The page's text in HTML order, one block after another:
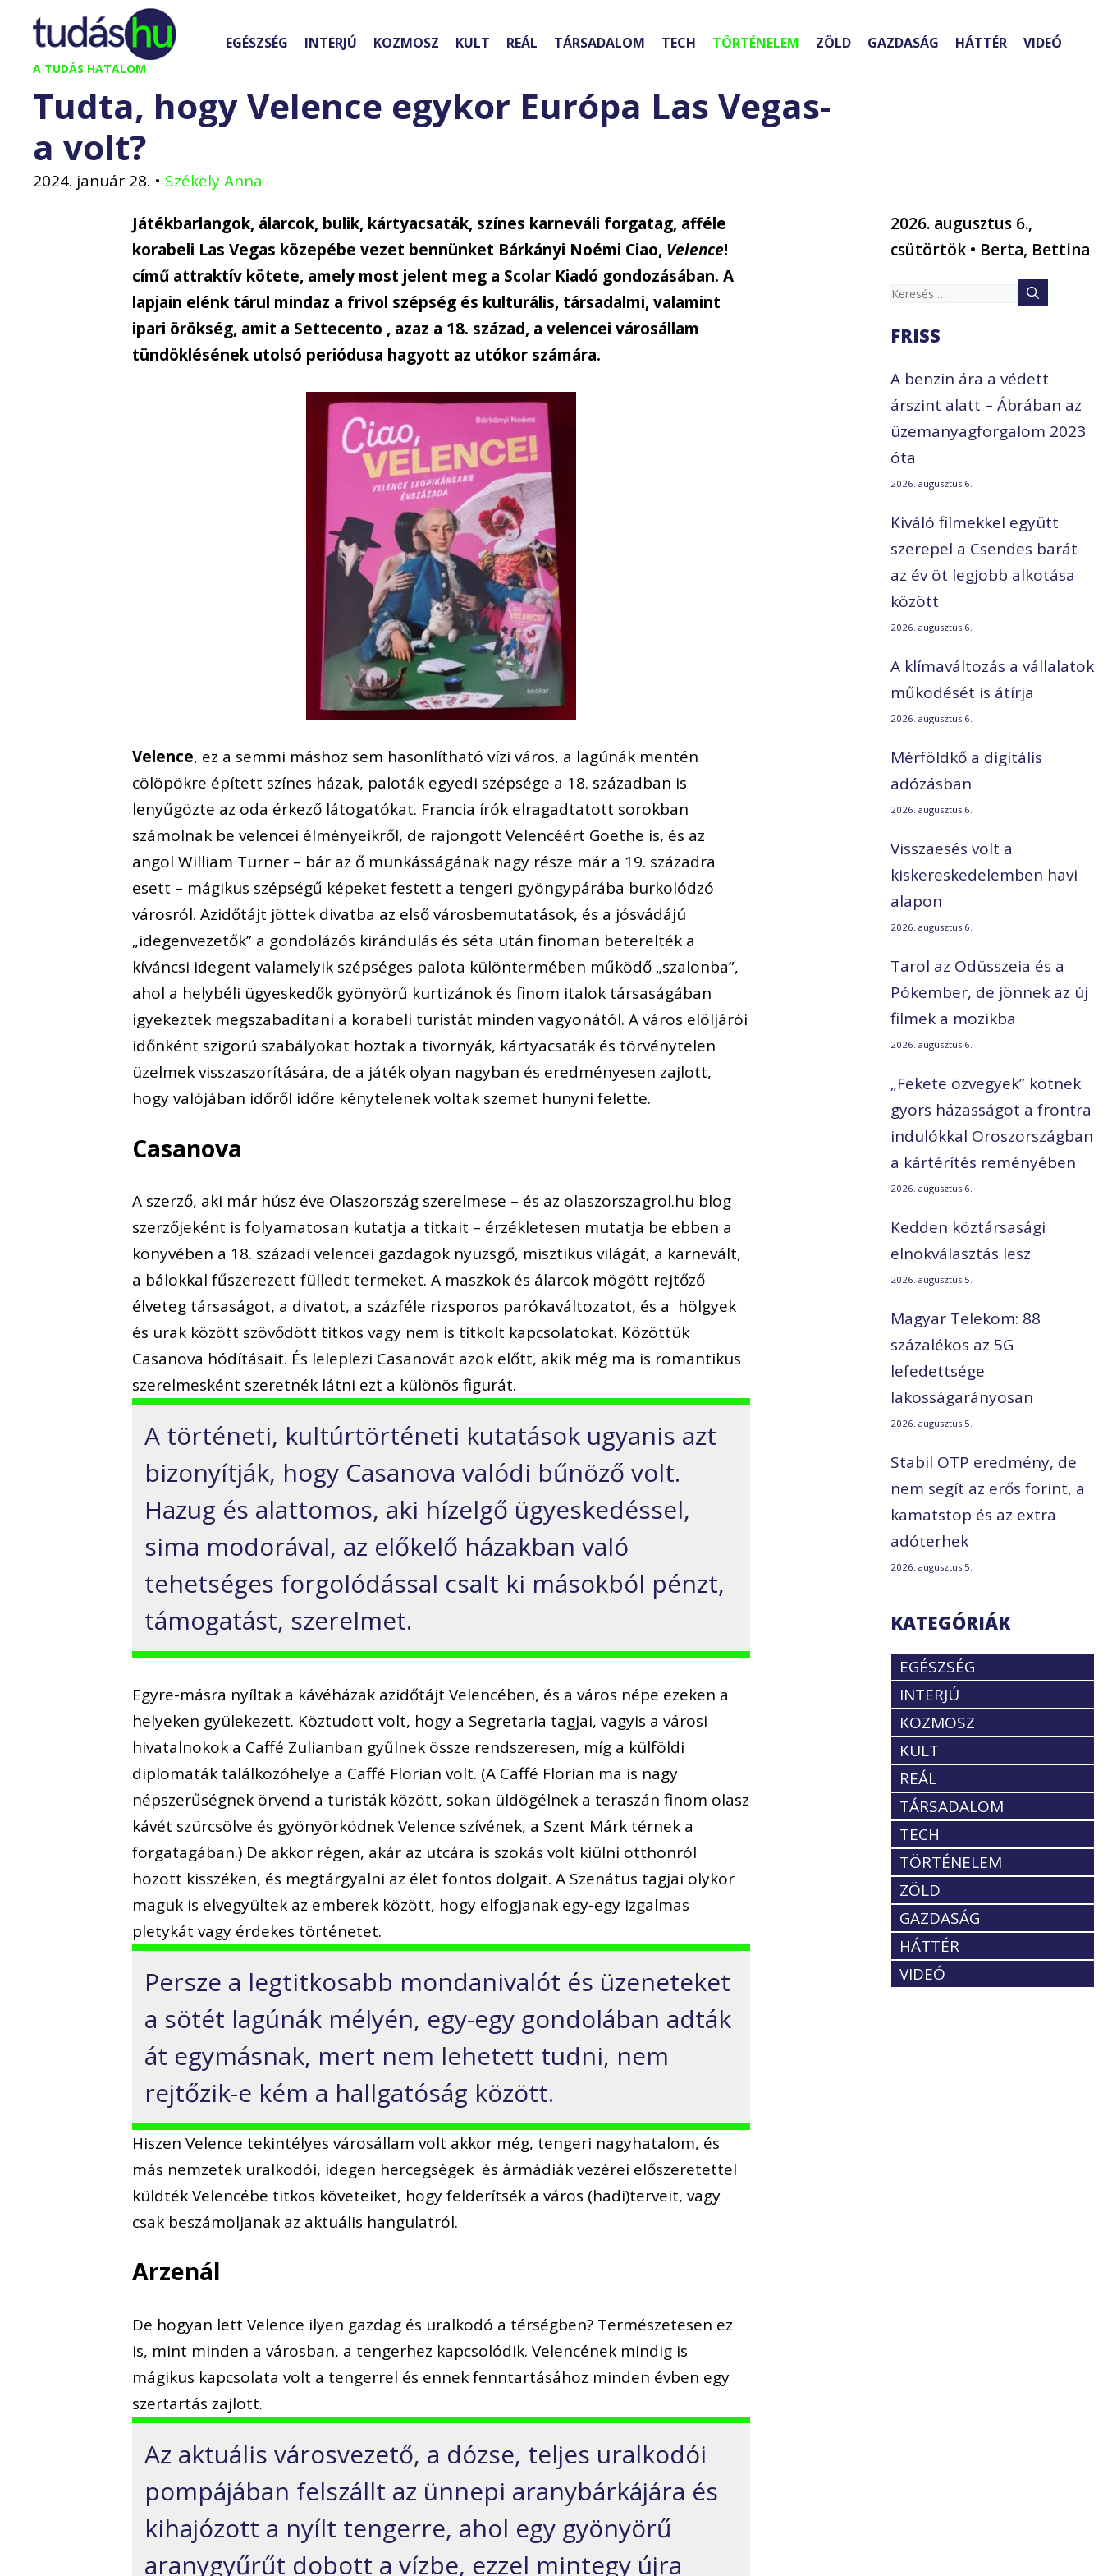
Kilépés
tartalomba
A TUDÁS HATALOM
EGÉSZSÉG INTERJÚ KOZMOSZ KULT REÁL TÁRSADALOM TECH TÖRTÉNELEM ZÖLD GAZDASÁG HÁTTÉR VIDEÓ
Tudta, hogy Velence egykor Európa Las Vegas-
a volt?
2024. január 28. • Székely Anna
Játékbarlangok, álarcok, bulik, kártyacsaták, színes karneváli forgatag, afféle
korabeli Las Vegas közepébe vezet bennünket Bárkányi Noémi Ciao, Velence!
című attraktív kötete, amely most jelent meg a Scolar Kiadó gondozásában. A
lapjain elénk tárul mindaz a frivol szépség és kulturális, társadalmi, valamint
ipari örökség, amit a Settecento , azaz a 18. század, a velencei városállam
tündöklésének utolsó periódusa hagyott az utókor számára.
Velence, ez a semmi máshoz sem hasonlítható vízi város, a lagúnák mentén
cölöpökre épített színes házak, paloták egyedi szépsége a 18. században is
lenyűgözte az oda érkező látogatókat. Francia írók elragadtatott sorokban
számolnak be velencei élményeikről, de rajongott Velencéért Goethe is, és az
angol William Turner – bár az ő munkásságának nagy része már a 19. századra
esett – mágikus szépségű képeket festett a tengeri gyöngypárába burkolódzó
városról. Azidőtájt jöttek divatba az első városbemutatások, és a jósvádájú
„idegenvezetők” a gondolázós kirándulás és séta után finoman beterelték a
kíváncsi idegent valamelyik szépséges palota különtermében működő „szalonba”,
ahol a helybéli ügyeskedők gyönyörű kurtizánok és finom italok társaságában
igyekeztek megszabadítani a korabeli turistát minden vagyonától. A város elöljárói
időnként szigorú szabályokat hoztak a tivornyák, kártyacsaták és törvénytelen
üzelmek visszaszorítására, de a játék olyan nagyban és eredményesen zajlott,
hogy valójában időről időre kénytelenek voltak szemet hunyni felette.
Casanova
A szerző, aki már húsz éve Olaszország szerelmese – és az olaszorszagrol.hu blog
szerzőjeként is folyamatosan kutatja a titkait – érzékletesen mutatja be ebben a
könyvében a 18. századi velencei gazdagok nyüzsgő, misztikus világát, a karnevált,
a bálokkal fűszerezett fülledt termeket. A maszkok és álarcok mögött rejtőző
élveteg társaságot, a divatot, a százféle rizsporos parókaváltozatot, és a hölgyek
és urak között szövődött titkos vagy nem is titkolt kapcsolatokat. Közöttük
Casanova hódításait. És leleplezi Casanovát azok előtt, akik még ma is romantikus
szerelmesként szeretnék látni ezt a különös figurát.
A történeti, kultúrtörténeti kutatások ugyanis azt
bizonyítják, hogy Casanova valódi bűnöző volt.
Hazug és alattomos, aki hízelgő ügyeskedéssel,
sima modorával, az előkelő házakban való
tehetséges forgolódással csalt ki másokból pénzt,
támogatást, szerelmet.
Egyre-másra nyíltak a kávéházak azidőtájt Velencében, és a város népe ezeken a
helyeken gyülekezett. Köztudott volt, hogy a Segretaria tagjai, vagyis a városi
hivatalnokok a Caffé Zulianban gyűlnek össze rendszeresen, míg a külföldi
diplomaták találkozóhelye a Caffé Florian volt. (A Caffé Florian ma is nagy
népszerűségnek örvend a turisták között, sokan üldögélnek a teraszán finom olasz
kávét szürcsölve és gyönyörködnek Velence szívének, a Szent Márk térnek a
forgatagában.) De akkor régen, akár az utcára is szokás volt kiülni otthonról
hozott kisszéken, és megtárgyalni az élet fontos dolgait. A Szenátus tagjai olykor
maguk is elvegyültek az emberek között, hogy elfogjanak egy-egy izgalmas
pletykát vagy érdekes történetet.
Persze a legtitkosabb mondanivalót és üzeneteket
a sötét lagúnák mélyén, egy-egy gondolában adták
át egymásnak, mert nem lehetett tudni, nem
rejtőzik-e kém a hallgatóság között.
Hiszen Velence tekintélyes városállam volt akkor még, tengeri nagyhatalom, és
más nemzetek uralkodói, idegen hercegségek és ármádiák vezérei előszeretettel
küldték Velencébe titkos követeiket, hogy felderítsék a város (hadi)terveit, vagy
csak beszámoljanak az aktuális hangulatról.
Arzenál
De hogyan lett Velence ilyen gazdag és uralkodó a térségben? Természetesen ez
is, mint minden a városban, a tengerhez kapcsolódik. Velencének mindig is
mágikus kapcsolata volt a tengerrel és ennek fenntartásához minden évben egy
szertartás zajlott.
Az aktuális városvezető, a dózse, teljes uralkodói
pompájában felszállt az ünnepi aranybárkájára és
kihajózott a nyílt tengerre, ahol egy gyönyörű
aranygyűrűt dobott a vízbe, ezzel mintegy újra
2026. augusztus 6.,
csütörtök • Berta, Bettina
Keresés:
FRISS
A benzin ára a védett
árszint alatt – Ábrában az
üzemanyagforgalom 2023
óta
2026. augusztus 6.
Kiváló filmekkel együtt
szerepel a Csendes barát
az év öt legjobb alkotása
között
2026. augusztus 6.
A klímaváltozás a vállalatok
működését is átírja
2026. augusztus 6.
Mérföldkő a digitális
adózásban
2026. augusztus 6.
Visszaesés volt a
kiskereskedelemben havi
alapon
2026. augusztus 6.
Tarol az Odüsszeia és a
Pókember, de jönnek az új
filmek a mozikba
2026. augusztus 6.
„Fekete özvegyek” kötnek
gyors házasságot a frontra
indulókkal Oroszországban
a kártérítés reményében
2026. augusztus 6.
Kedden köztársasági
elnökválasztás lesz
2026. augusztus 5.
Magyar Telekom: 88
százalékos az 5G
lefedettsége
lakosságarányosan
2026. augusztus 5.
Stabil OTP eredmény, de
nem segít az erős forint, a
kamatstop és az extra
adóterhek
2026. augusztus 5.
KATEGÓRIÁK
EGÉSZSÉG
INTERJÚ
KOZMOSZ
KULT
REÁL
TÁRSADALOM
TECH
TÖRTÉNELEM
ZÖLD
GAZDASÁG
HÁTTÉR
VIDEÓ